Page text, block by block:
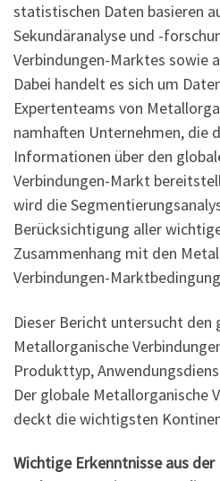
statistischen Daten basieren
Sekundäranalyse und -
Verbindungen-Marktes sowie
Dabei handelt es sich um
Expertenteams von
namhaften Unternehmen, die
Informationen über den
Verbindungen-Markt
wird die
Berücksichtigung aller
Zusammenhang mit den
Verbindungen-
Dieser Bericht untersucht den
Metallorganische
Produkttyp,
Der globale Metallorganische
deckt die wichtigsten
Wichtige Erkenntnisse aus der